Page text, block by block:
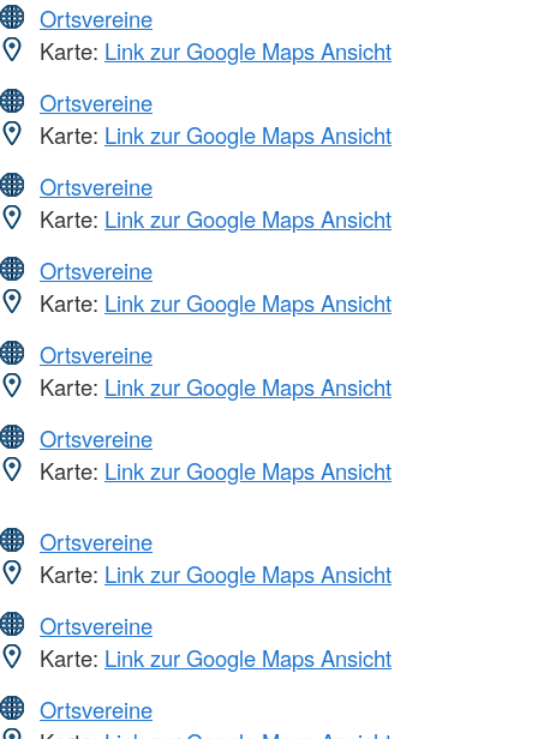
Ortsvereine
Karte: Link zur Google Maps Ansicht
Ortsvereine
Karte: Link zur Google Maps Ansicht
Ortsvereine
Karte: Link zur Google Maps Ansicht
Ortsvereine
Karte: Link zur Google Maps Ansicht
Ortsvereine
Karte: Link zur Google Maps Ansicht
Ortsvereine
Karte: Link zur Google Maps Ansicht
Ortsvereine
Karte: Link zur Google Maps Ansicht
Ortsvereine
Karte: Link zur Google Maps Ansicht
Ortsvereine